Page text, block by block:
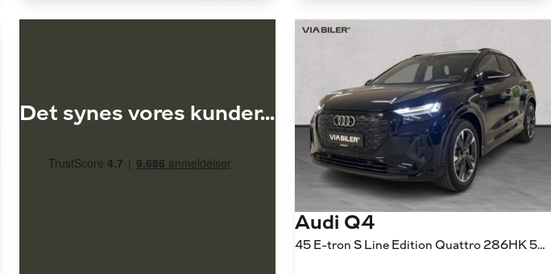
Det synes vores kunder...
Audi Q4
45 E-tron S Line Edition Quattro 286HK 5d Aut.